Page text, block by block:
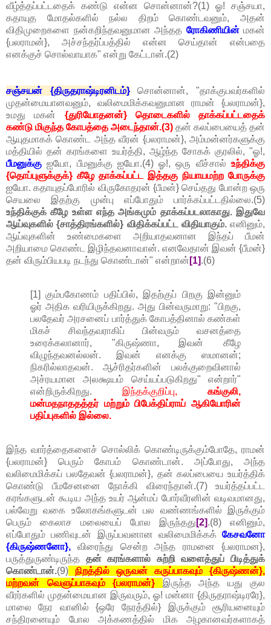
வீழ்த்தப்பட்டதைக் கண்டு என்ன சொன்னான்?(1) ஓ! சஞ்சயா,
கதாயுத மோதல்களில் நல்ல திறம் கொண்டவனும், அதன்
விதிமுறைகளை நன்கறிந்தவனுமான அந்தத ரோகிணியின்மகன்
{பலராமன்}, அச்சந்தர்ப்பத்தில் என்ன செய்தான் என்பதை
எனக்குச் சொல்வாயாக" என்று கேட்டான்.(2)
சஞ்சயன் {திருதராஷ்டிரனிடம்}சொன்னான், "தாக்குபவர்களில்
முதன்மையானவனும், வலிமைமிக்கவனுமான ராமன் {பலராமன்},
உமது மகன் {துரியோதனன்} தொடைகளில் தாக்கப்பட்டதைக்
கண்டு மிகுந்த கோபத்தை அடைந்தான்.(3) தன் கலப்பையைத் தன்
ஆயுதமாகக் கொண்ட அந்த வீரன் {பலராமன்}, அம்மன்னர்களுக்கு
மத்தியில் தன் கரங்களை உயர்த்தி, ஆழ்ந்த சோகக் குரலில், "ஓ!,
பீமனுக்கு ஐயோ, பீமனுக்கு ஐயோ.(4) ஓ!, ஒரு வீச்சால் உந்திக்கு
{தொப்புளுக்குக்} கீழே தாக்கப்பட்ட இத்தகு நியாயமற்ற போருக்கு
ஐயோ. கதாயுதப்போரில் விருகோதரன் {பீமன்} செய்தது போன்ற ஒரு
செயலை இதற்கு முன்பு எப்போதும் பார்க்கப்பட்டதில்லை.(5)
உந்திக்குக் கீழே உள்ள எந்த அங்கமும் தாக்கப்படலாகாது. இதுவே
ஆய்வுகளில் {சாத்திரங்களில்} விதிக்கப்பட்ட விதியாகும்.எனினும்,
ஆய்வுகளின் உண்மைகளை அறியாதவனான இந்தப் பீமன்
அறியாமை கொண்ட இழிந்தவனாவான். எனவேதான் இவன் {பீமன்}
தன் விரும்பியபடி நடந்து கொண்டான்" என்றான் [1].(6)
[1] கும்பகோணம் பதிப்பில், இதற்குப் பிறகு இன்னும்
ஓர் அதிக வரியிருக்கிறது. அது பின்வருமாறு: "பிறகு,
பலதேவர் அரசனைப் பார்த்துக் கோபத்தினால் கண்கள்
மிகச் சிவந்தவராகிப் பின்வரும் வசனத்தை
உரைக்கலானார், "கிருஷ்ணா, இவன் கீழே
விழுந்தவனல்லன். இவன் எனக்கு ஸமானன்;
நிகரில்லாதவன். ஆச்ரிதர்களின் பலக்குறைவினால்
அச்ரயமான அலக்ஷயம் செய்யப்படுகிறது" என்றார்"
என்றிருக்கிறது. இந்தக்குறிப்பு, கங்குலி,
மன்மதநாததத்தர் மற்றும் பிபேக்திப்ராய் ஆகியோரின்
பதிப்புகளில் இல்லை.
இந்த வார்த்தைகளைச் சொல்லிக் கொண்டிருக்கும்போதே, ராமன்
{பலராமன்} பெரும் கோபம் கொண்டான். அப்போது, அந்த
வலிமைமிக்கப் பலதேவன் {பலராமன்}, தன் கலப்பையை உயர்த்திக்
கொண்டு பீமசேனனை நோக்கி விரைந்தான்.(7) உயர்த்தப்பட்ட
கரங்களுடன் கூடிய அந்த உயர் ஆன்மப் போர்வீரனின் வடிவமானது,
பல்வேறு வகை உலோகங்களுடன் பல வண்ணங்களில் இருக்கும்
பெரும் கைலாச மலையைப் போல இருந்தது [2].(8) எனினும்,
எப்போதும் பணிவுடன் இருப்பவனான வலிமைமிக்கக் கேசவனோ
{கிருஷ்ணனோ}, விரைந்து சென்ற அந்த ராமனை {பலராமன},
பருத்துருண்டிருந்த தன் கரங்களால் சுற்றி வளைத்துப் பிடித்துக்
கொண்டான்.(9) நிறத்தில் ஒருவன் கருப்பாகவும் {கிருஷ்ணன்},
மற்றவன் வெளுப்பாகவும் {பலராமன்} இருந்த அந்த யது குல
வீரர்களில் முதன்மையான இருவரும், ஓ! மன்னா {திருதராஷ்டிரரே},
மாலை நேர வானில் {ஒரே நேரத்தில்} இருக்கும் சூரியனையும்
சந்திரனையும் போல அக்கணத்தில் மிக அழகானவர்களாகத்